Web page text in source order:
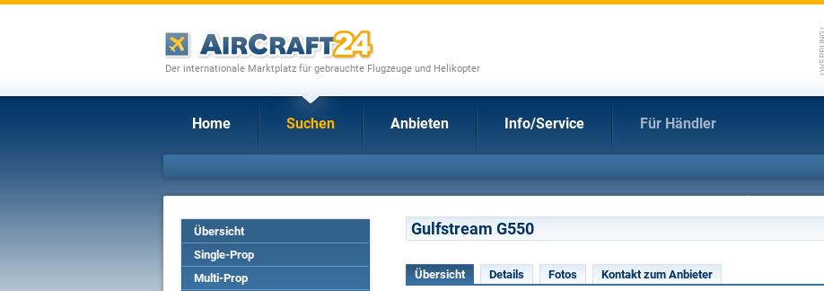
Der internationale Marktplatz für gebrauchte Flugzeuge und Helikopter
Home Suchen Anbieten Info/Service Für Händler
Übersicht
Single-Prop
Multi-Prop
Gulfstream G550
Übersicht Details Fotos Kontakt zum Anbieter